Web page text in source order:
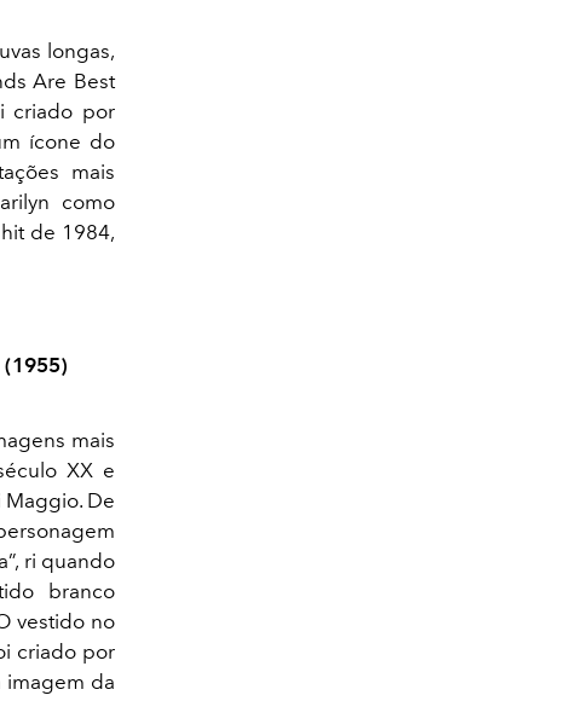
longas,
Are Best
criado por
ícone do
mais
como
de 1984,
mais
XX e
De
ri quando
branco
vestido no
criado por
imagem da